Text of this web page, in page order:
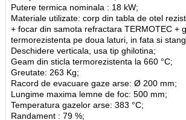
Putere termica nominala : 18 kW;
Materiale utilizate: corp din tabla de otel
+ focar din samota refractara TERMOTEC +
termorezistenta pe doua laturi, in fata si
Deschidere verticala, usa tip ghilotina;
Geam din sticla termorezistenta la 660 °C;
Greutate: 263 Kg;
Racord de evacuare gaze arse: Ø 200 mm;
Lungime maxima lemne de foc: 500 mm;
Temperatura gazelor arse: 383 °C;
Randament : 79 %;